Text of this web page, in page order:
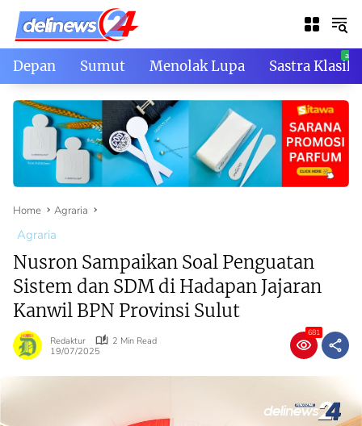
Skip
content
Depan Sumut Menolak Lupa Sastra Klasik
Home Agraria
Agraria
Nusron Sampaikan Soal Penguatan
Sistem dan SDM di Hadapan Jajaran
Kanwil BPN Provinsi Sulut
Redaktur
2 Min Read
19/07/2025
681